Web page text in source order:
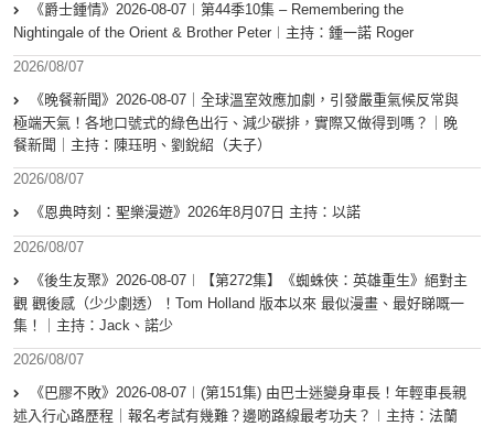
《爵士鍾情》2026-08-07︱第44季10集 – Remembering the
Nightingale of the Orient & Brother Peter︱主持：鍾一諾 Roger
2026/08/07
《晚餐新聞》2026-08-07｜全球溫室效應加劇，引發嚴重氣候反常與
極端天氣！各地口號式的綠色出行、減少碳排，實際又做得到嗎？｜晚
餐新聞｜主持：陳珏明、劉銳紹（夫子）
2026/08/07
《恩典時刻：聖樂漫遊》2026年8月07日 主持：以諾
2026/08/07
《後生友聚》2026-08-07︱【第272集】《蜘蛛俠：英雄重生》絕對主
觀 觀後感（少少劇透）！Tom Holland 版本以來 最似漫畫、最好睇嘅一
集！｜主持：Jack、諾少
2026/08/07
《巴膠不敗》2026-08-07︱(第151集) 由巴士迷變身車長！年輕車長親
述入行心路歷程｜報名考試有幾難？邊啲路線最考功夫？︱主持：法蘭